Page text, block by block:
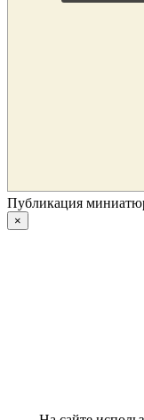
Публикация
×